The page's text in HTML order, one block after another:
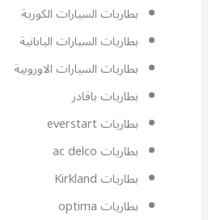
بطاريات السيارات الكورية
بطاريات السيارات اليابانية
بطاريات السيارات الاوروبية
بطاريات باقادر
بطاريات everstart
بطاريات ac delco
بطاريات Kirkland
بطاريات optima